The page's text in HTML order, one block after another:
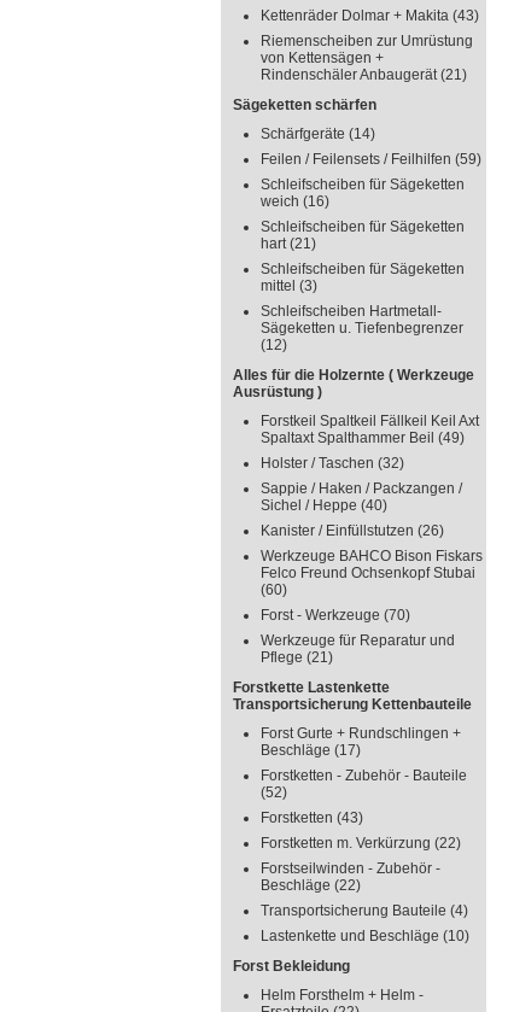
Kettenräder Dolmar + Makita (43)
Riemenscheiben zur Umrüstung
von Kettensägen +
Rindenschäler Anbaugerät(21)
Sägeketten schärfen
Schärfgeräte (14)
Feilen / Feilensets / Feilhilfen (59)
Schleifscheiben für Sägeketten
weich (16)
Schleifscheiben für Sägeketten
hart(21)
Schleifscheiben für Sägeketten
mittel (3)
Schleifscheiben Hartmetall-
Sägeketten u. Tiefenbegrenzer
(12)
Alles für die Holzernte ( Werkzeuge
Ausrüstung )
Forstkeil Spaltkeil Fällkeil Keil Axt
Spaltaxt Spalthammer Beil (49)
Holster / Taschen (32)
Sappie / Haken / Packzangen /
Sichel / Heppe (40)
Kanister / Einfüllstutzen (26)
Werkzeuge BAHCO Bison Fiskars
Felco Freund Ochsenkopf Stubai
(60)
Forst - Werkzeuge (70)
Werkzeuge für Reparatur und
Pflege (21)
Forstkette Lastenkette
Transportsicherung Kettenbauteile
Forst Gurte + Rundschlingen +
Beschläge (17)
Forstketten - Zubehör - Bauteile
(52)
Forstketten (43)
Forstketten m. Verkürzung (22)
Forstseilwinden - Zubehör -
Beschläge (22)
Transportsicherung Bauteile (4)
Lastenkette und Beschläge (10)
Forst Bekleidung
Helm Forsthelm + Helm -